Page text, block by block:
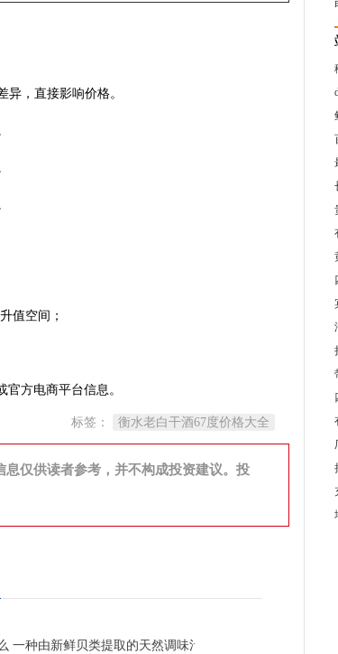
，直接影响价格。
值空间；
方电商平台信息。
标签： 衡水老白干酒67度价格大全
仅供读者参考，并不构成投资建议。投
一种由新鲜贝类提取的天然调味汁